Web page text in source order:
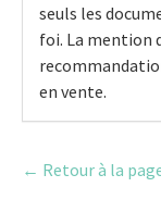
seuls les
foi. La mention
en vente.
← Retour à la